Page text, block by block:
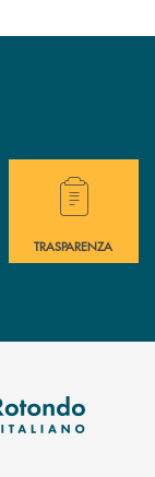
San Giovanni
immediata?
Hai bisogno di
TRASPARENZA